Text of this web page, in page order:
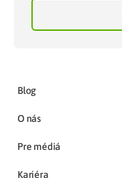
Blog
O nás
Pre médiá
Kariéra